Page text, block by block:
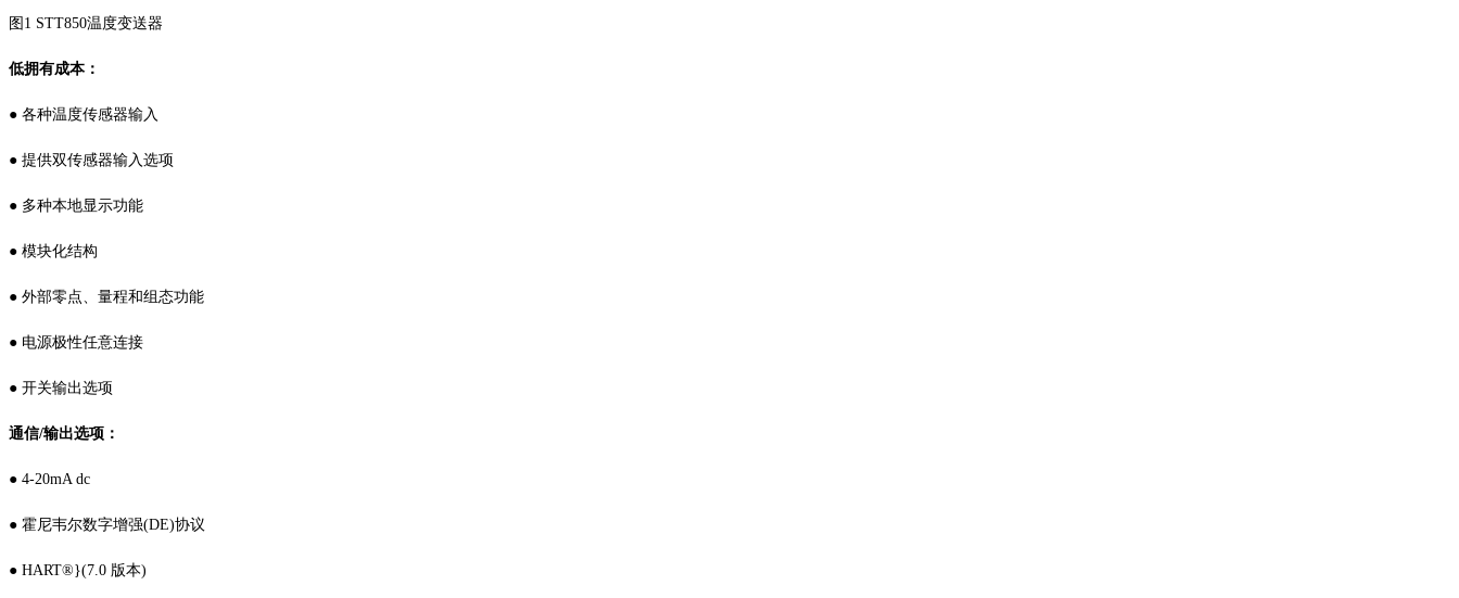
图1 STT850温度变送器
低拥有成本：
● 各种温度传感器输入
● 提供双传感器输入选项
● 多种本地显示功能
● 模块化结构
● 外部零点、量程和组态功能
● 电源极性任意连接
● 开关输出选项
通信/输出选项：
● 4-20mA dc
● 霍尼韦尔数字增强(DE)协议
● HART®}(7.0 版本)